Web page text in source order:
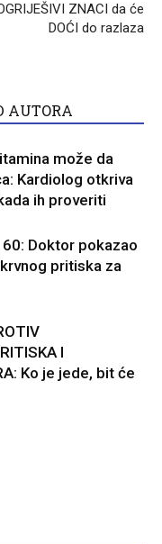
ZNACI da će
DOĆI do razlaza
AUTORA
može da
Kardiolog otkriva
ih proveriti
60: Doktor pokazao
pritiska za
I
Ko je jede, bit će